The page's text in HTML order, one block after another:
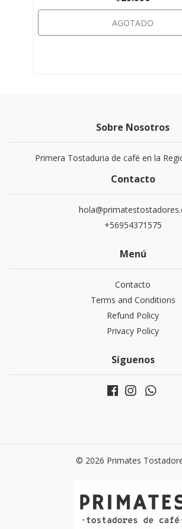
AGOTADO
Sobre Nosotros
Primera Tostaduria de café en la
Contacto
+56954371575
Menú
Contacto
Terms and Conditions
Refund Policy
Privacy Policy
Síguenos
© 2026 Primates